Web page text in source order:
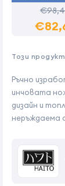
Ръчно
инчовата
дизайн и
неръждаема
Този